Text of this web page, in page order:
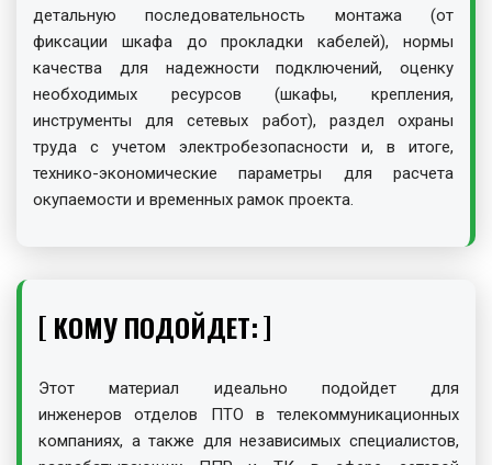
детальную последовательность монтажа (от
фиксации шкафа до прокладки кабелей), нормы
качества для надежности подключений, оценку
необходимых ресурсов (шкафы, крепления,
инструменты для сетевых работ), раздел охраны
труда с учетом электробезопасности и, в итоге,
технико-экономические параметры для расчета
окупаемости и временных рамок проекта.
КОМУ ПОДОЙДЕТ:
Этот материал идеально подойдет для
инженеров отделов ПТО в телекоммуникационных
компаниях, а также для независимых специалистов,